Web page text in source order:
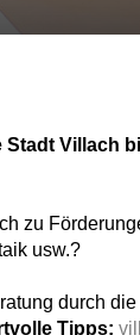
Villach
zu
usw.?
durch die
Tipps: